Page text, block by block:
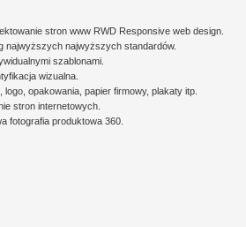
stron www RWD Responsive web design.
najwyższych najwyższych standardów.
szablonami.
wizualna.
opakowania, papier firmowy, plakaty itp.
stron internetowych.
fotografia produktowa 360.